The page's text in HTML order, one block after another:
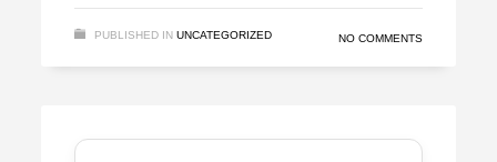
PUBLISHED IN UNCATEGORIZED NO COMMENTS